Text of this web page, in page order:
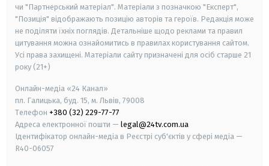
чи "Партнерський матеріал". Матеріали з позначкою "Експерт",
"Позиція" відображають позицію авторів та героїв. Редакція може
не поділяти їхніх поглядів. Детальніше щодо реклами та правил
цитування можна ознайомитись в правилах користування сайтом.
Усі права захищені. Матеріали сайту призначені для осіб старше 21
року (21+)
Онлайн-медіа «24 Канал»
пл. Галицька, буд. 15, м. Львів, 79008
Телефон +380 (32) 229-77-77
Адреса електронної пошти — legal@24tv.com.ua
Ідентифікатор онлайн-медіа в Реєстрі суб'єктів у сфері медіа —
R40-06057